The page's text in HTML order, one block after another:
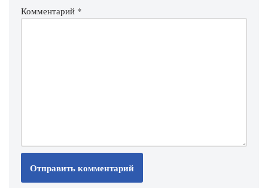
Комментарий *